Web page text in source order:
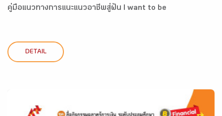
คู่มือแนวทางการแนะแนวอาชีพสู่ฝัน I want to be
DETAIL